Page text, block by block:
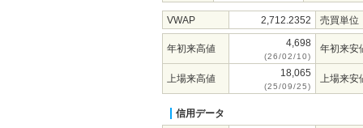
VWAP 2,712.2352 売買単位
年初来高値 4,698
(26/02/10)
年初来安
上場来高値 18,065
(25/09/25)
上場来安
信用データ